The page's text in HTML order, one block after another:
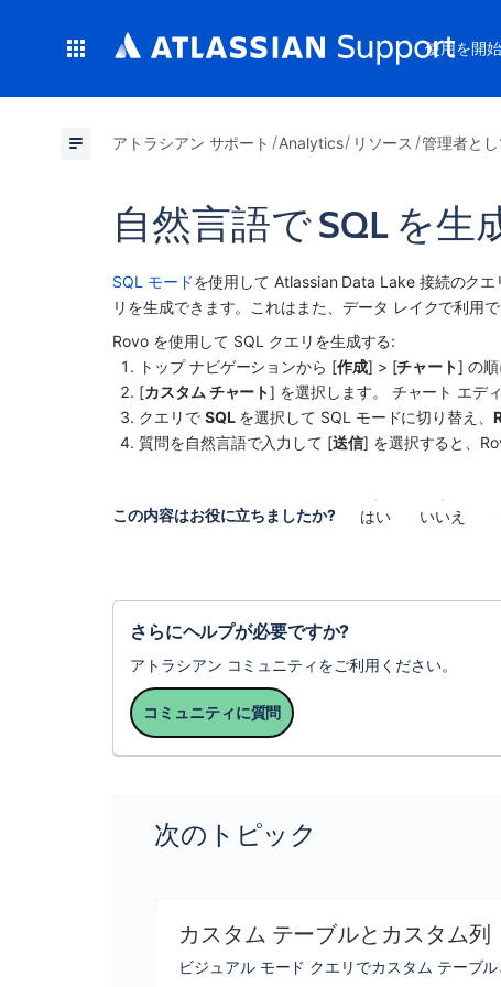
使用を開
アトラシアン サポート Analytics リソース 管理者と
自然言語で SQL を生
SQL モードを使用して Atlassian Data Lake 接続のクエ
リを生成できます。これはまた、データ レイクで利用
Rovo を使用して SQL クエリを生成する:
トップ ナビゲーションから [作成] > [チャート] の順
[カスタム チャート] を選択します。 チャート エデ
クエリで SQL を選択して SQL モードに切り替え、
質問を自然言語で入力して [送信] を選択すると、
この内容はお役に立ちましたか? はい いいえ
さらにヘルプが必要ですか?
アトラシアン コミュニティをご利用ください。
コミュニティに質問
次のトピック
カスタム テーブルとカスタム列
ビジュアル モード クエリでカスタム テーブ